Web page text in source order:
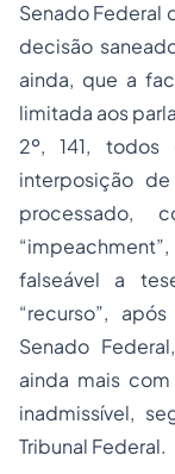
Senado Federal
decisão
ainda, que a
limitada aos
2º, 141,
interposição
processado,
falseável a
“recurso”,
Senado
ainda mais
inadmissível,
Tribunal Federal.